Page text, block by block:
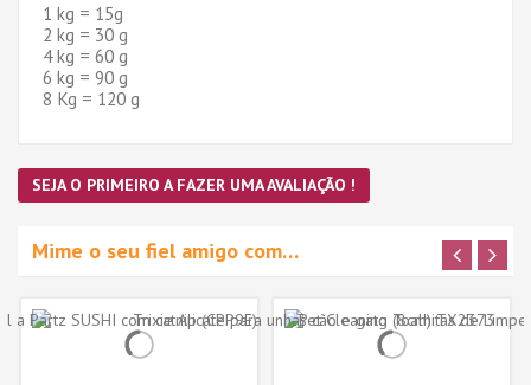
1 kg = 15g
2 kg = 30 g
4 kg = 60 g
6 kg = 90 g
8 Kg = 120 g
SEJA O PRIMEIRO A FAZER UMA AVALIAÇÃO !
Mime o seu fiel amigo com…